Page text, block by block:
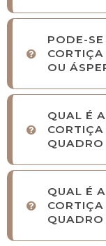
PODE-
CORTIÇA
OU
QUAL É
QUADRO
QUAL É
QUADRO